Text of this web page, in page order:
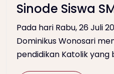
Sinode Siswa
Pada hari Rabu, 26 Juli
Dominikus Wonosari
pendidikan Katolik yang